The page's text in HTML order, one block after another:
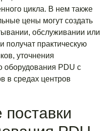
цикла. В нем также
цены могут создать
обслуживании или
получат практическую
уточнения
оборудования PDU с
в средах центров